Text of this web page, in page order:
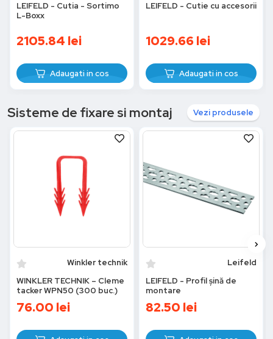
LEIFELD - Cutia - Sortimo
L-Boxx
2105.84 lei
Adaugati in cos
LEIFELD - Cutie cu accesorii
1029.66lei
Adaugati in cos
Sisteme de fixare si montaj Vezi produsele
Winkler technik
WINKLER TECHNIK – Cleme
tacker WPN50 (300 buc.)
76.00 lei
Leifeld
LEIFELD - Profil șină de
montare
82.50 lei